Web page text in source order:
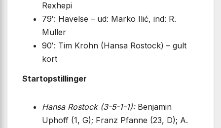
Rexhepi
79′: Havelse – ud: Marko Ilić, ind: R.
Muller
90′: Tim Krohn (Hansa Rostock) – gult
kort
Startopstillinger
Hansa Rostock (3-5-1-1):Benjamin
Uphoff (1, G); Franz Pfanne (23, D); A.